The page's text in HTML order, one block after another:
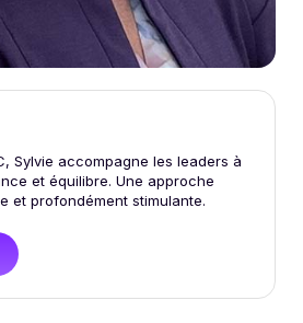
Sylvie accompagne les leaders à
et équilibre. Une approche
et profondément stimulante.